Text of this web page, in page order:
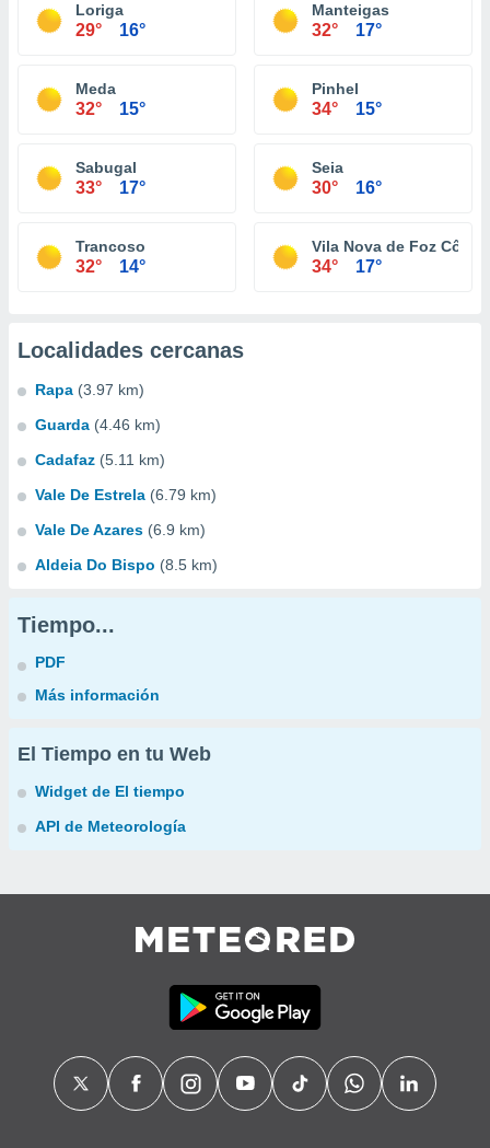
Loriga
29° 16°
Manteigas
32° 17°
Meda
32° 15°
Pinhel
34° 15°
Sabugal
33° 17°
Seia
30° 16°
Trancoso
32° 14°
Vila Nova de Foz Côa
34° 17°
Localidades cercanas
Rapa (3.97 km)
Guarda (4.46 km)
Cadafaz (5.11 km)
Vale De Estrela (6.79 km)
Vale De Azares (6.9 km)
Aldeia Do Bispo (8.5 km)
Tiempo...
PDF
Más información
El Tiempo en tu Web
Widget de El tiempo
API de Meteorología